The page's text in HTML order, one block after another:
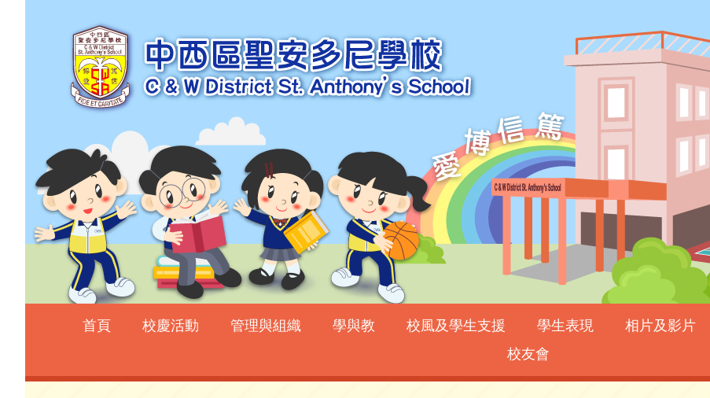
校慶活動
管理與組織
校風及學生支援
學生表現
相片及影片
升中資訊
入學申請
家長教師會首頁 校慶活動 管理與組織 學與教 校風及學生支援 學生表現 相片及影片
校友會